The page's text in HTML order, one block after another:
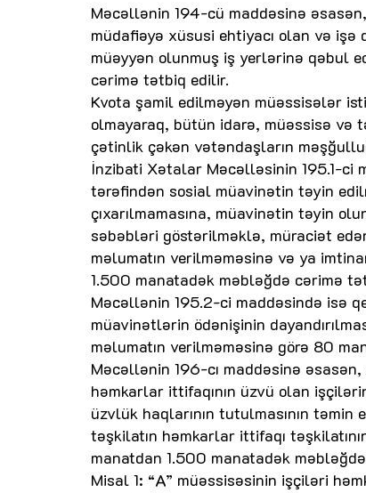
Məcəllənin 194-cü maddəsinə
müdafiəyə xüsusi ehtiyacı olan və
müəyyən olunmuş iş yerlərinə qəbul
cərimə tətbiq edilir.
Kvota şamil edilməyən müəssisələr
olmayaraq, bütün idarə, müəssisə və
çətinlik çəkən vətəndaşların
İnzibati Xətalar Məcəlləsinin 195.1-ci
tərəfindən sosial müavinətin təyin
çıxarılmamasına, müavinətin təyin
səbəbləri göstərilməklə, müraciət
məlumatın verilməməsinə və ya
1.500 manatadək məbləğdə cərimə
Məcəllənin 195.2-ci maddəsində isə
müavinətlərin ödənişinin
məlumatın verilməməsinə görə 80
Məcəllənin 196-cı maddəsinə
həmkarlar ittifaqının üzvü olan
üzvlük haqlarının tutulmasının
təşkilatın həmkarlar ittifaqı
manatdan 1.500 manatadək
Misal 1: “A” müəssisəsinin işçiləri